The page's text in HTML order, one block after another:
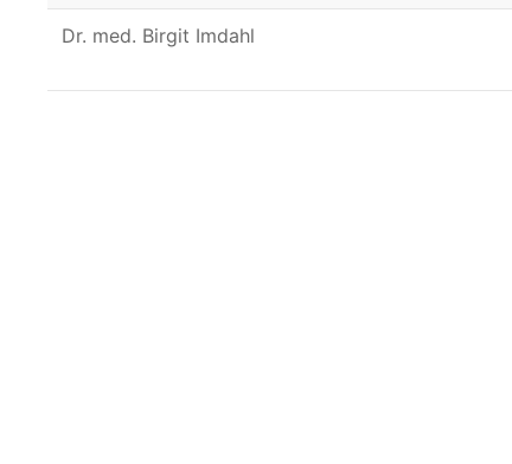
Dr. med. Birgit Imdahl